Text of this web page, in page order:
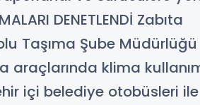
DENETLENDİ Zabıta
Taşıma Şube Müdürlüğü
klima
içi belediye otobüsleri ile